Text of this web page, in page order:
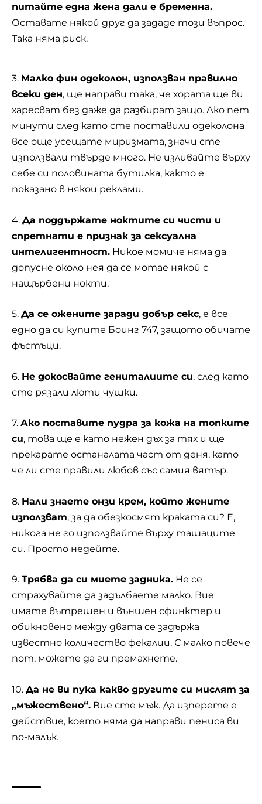
питайте една жена дали е бременна.
Оставате някой друг да зададе този въпрос.
Така няма риск.
3. Малко фин одеколон, използван правилно
всеки ден, ще направи така, че хората ще ви
харесват без даже да разбират защо. Ако пет
минути след като сте поставили одеколона
все още усещате миризмата, значи сте
използвали твърде много. Не изливайте върху
себе си половината бутилка, както е
показано в някои реклами.
4. Да поддържате ноктите си чисти и
спретнати е признак за сексуална
интелигентност. Никое момиче няма да
допусне около нея да се мотае някой с
нащърбени нокти.
5. Да се ожените заради добър секс, е все
едно да си купите Боинг 747, защото обичате
фъстъци.
6. Не докосвайте гениталиите си, след като
сте рязали люти чушки.
7. Ако поставите пудра за кожа на топките
си, това ще е като нежен дъх за тях и ще
прекарате останалата част от деня, като
че ли сте правили любов със самия вятър.
8. Нали знаете онзи крем, който жените
използват, за да обезкосмят краката си? Е,
никога не го използвайте върху ташаците
си. Просто недейте.
9. Трябва да си миете задника. Не се
страхувайте да задълбаете малко. Вие
имате вътрешен и външен сфинктер и
обикновено между двата се задържа
известно количество фекалии. С малко повече
пот, можете да ги премахнете.
10. Да не ви пука какво другите си мислят за
„мъжествено“. Вие сте мъж. Да изперете е
действие, което няма да направи пениса ви
по-малък.